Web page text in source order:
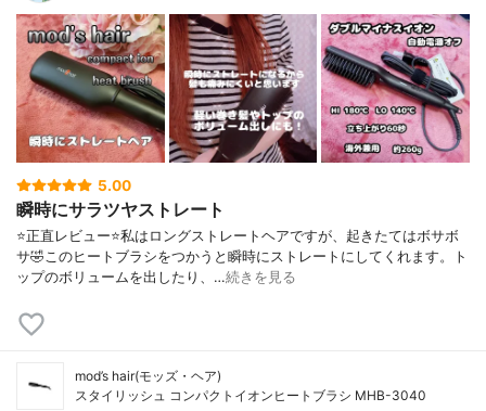
5.00
瞬時にサラツヤストレート
⭐️正直レビュー⭐️私はロングストレートヘアですが、起きたてはボサボ
サ🤣このヒートブラシをつかうと瞬時にストレートにしてくれます。ト
ップのボリュームを出したり、…続きを見る
mod’s hair(モッズ・ヘア)
スタイリッシュ コンパクトイオンヒートブラシ MHB-3040